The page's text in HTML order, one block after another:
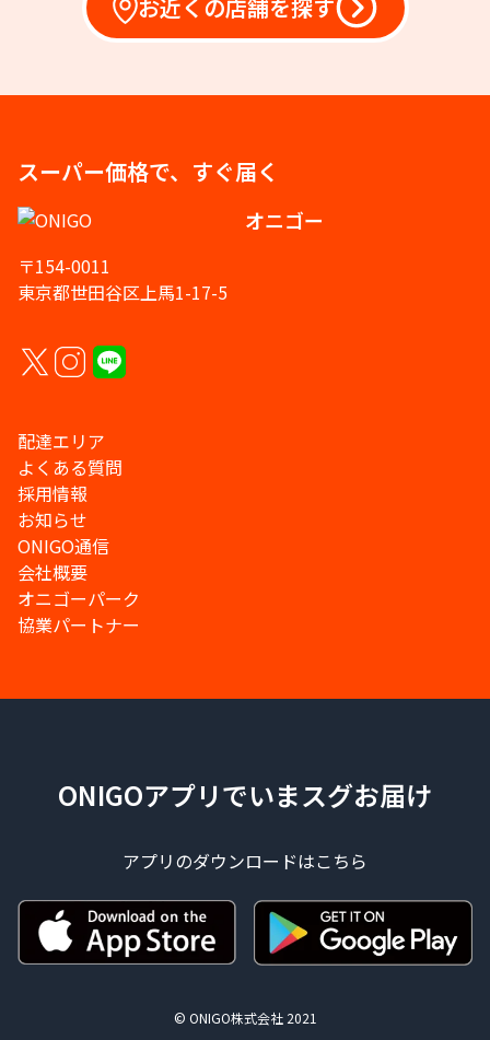
お近くの店舗を探す
スーパー価格で、すぐ届く
オニゴー
〒154-0011
東京都世田谷区上馬1-17-5
配達エリア
よくある質問
採用情報
お知らせ
ONIGO通信
会社概要
オニゴーパーク
協業パートナー
ONIGOアプリでいまスグお届け
アプリのダウンロードはこちら
© ONIGO株式会社 2021